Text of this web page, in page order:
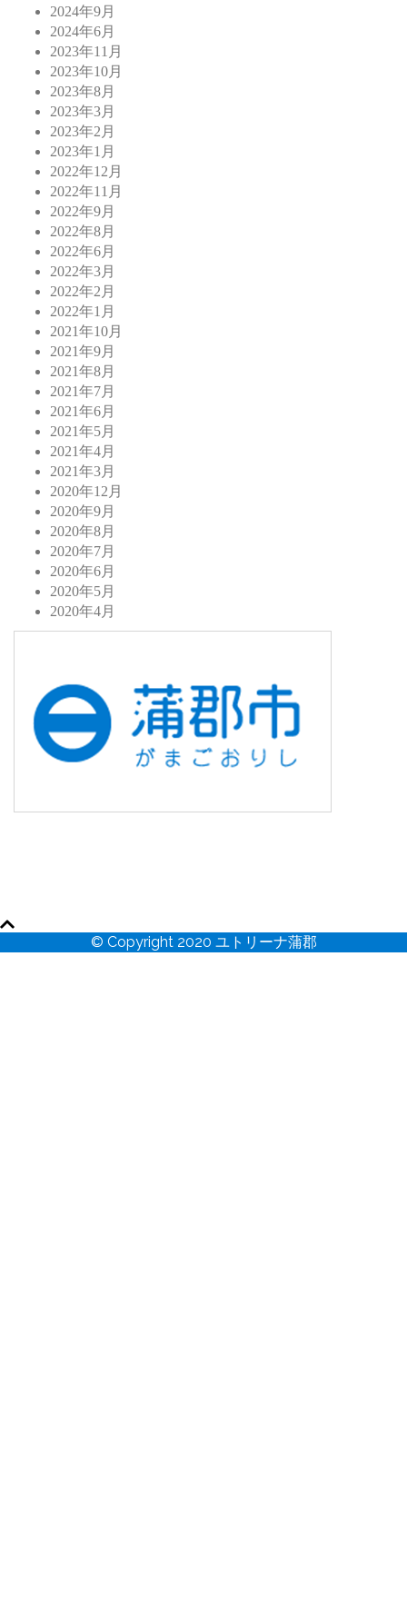
2024年9月
2024年6月
2023年11月
2023年10月
2023年8月
2023年3月
2023年2月
2023年1月
2022年12月
2022年11月
2022年9月
2022年8月
2022年6月
2022年3月
2022年2月
2022年1月
2021年10月
2021年9月
2021年8月
2021年7月
2021年6月
2021年5月
2021年4月
2021年3月
2020年12月
2020年9月
2020年8月
2020年7月
2020年6月
2020年5月
2020年4月
© Copyright 2020 ユトリーナ蒲郡